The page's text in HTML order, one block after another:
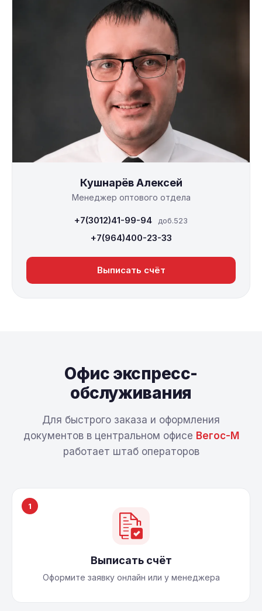
Кушнарёв Алексей
Менеджер оптового отдела
+7(3012)41-99-94 доб.523
+7(964)400-23-33
Выписать счёт
Офис экспресс-
обслуживания
Для быстрого заказа и оформления
документов в центральном офисе Вегос-М
работает штаб операторов
1
Выписать счёт
Оформите заявку онлайн или у менеджера